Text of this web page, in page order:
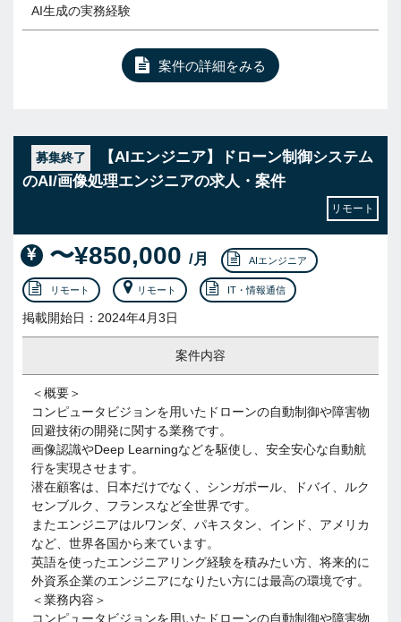
AI生成の実務経験
案件の詳細をみる
募集終了
【AIエンジニア】ドローン制御システム
のAI/画像処理エンジニアの求人・案件
リモート
〜¥850,000 /月 AIエンジニア
リモート リモート IT・情報通信
掲載開始日：2024年4月3日
案件内容
＜概要＞
コンピュータビジョンを用いたドローンの自動制御や障害物
回避技術の開発に関する業務です。
画像認識やDeep Learningなどを駆使し、安全安心な自動航
行を実現させます。
潜在顧客は、日本だけでなく、シンガポール、ドバイ、ルク
センブルク、フランスなど全世界です。
またエンジニアはルワンダ、パキスタン、インド、アメリカ
など、世界各国から来ています。
英語を使ったエンジニアリング経験を積みたい方、将来的に
外資系企業のエンジニアになりたい方には最高の環境です。
＜業務内容＞
コンピュータビジョンを用いたドローンの自動制御や障害物